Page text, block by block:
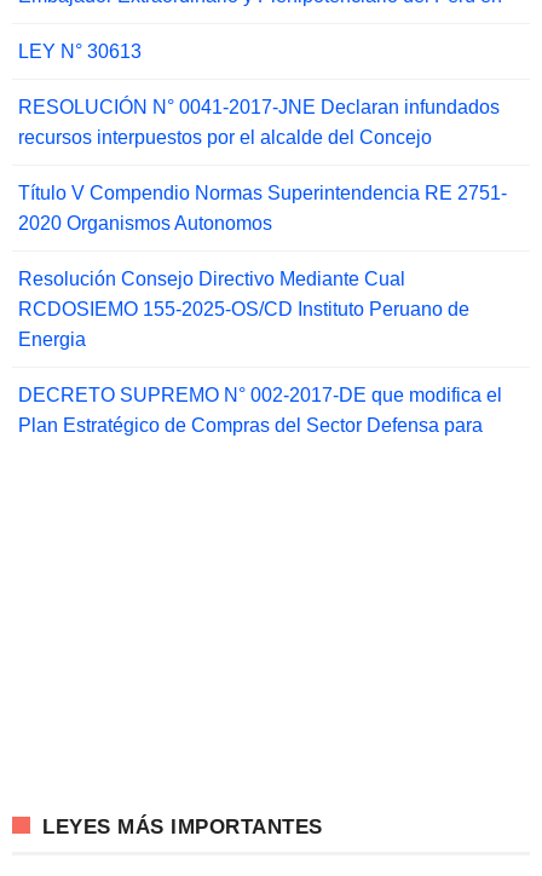
LEY N° 30613
RESOLUCIÓN N° 0041-2017-JNE Declaran infundados
recursos interpuestos por el alcalde del Concejo
Título V Compendio Normas Superintendencia RE 2751-
2020 Organismos Autonomos
Resolución Consejo Directivo Mediante Cual
RCDOSIEMO 155-2025-OS/CD Instituto Peruano de
Energia
DECRETO SUPREMO N° 002-2017-DE que modifica el
Plan Estratégico de Compras del Sector Defensa para
LEYES MÁS IMPORTANTES